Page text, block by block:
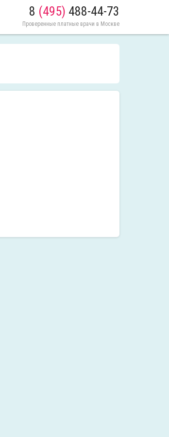
8 (495) 488-44-73
Проверенные платные врачи в Москве